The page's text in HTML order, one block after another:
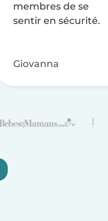
membres de se
sentir en sécurité.
Giovanna